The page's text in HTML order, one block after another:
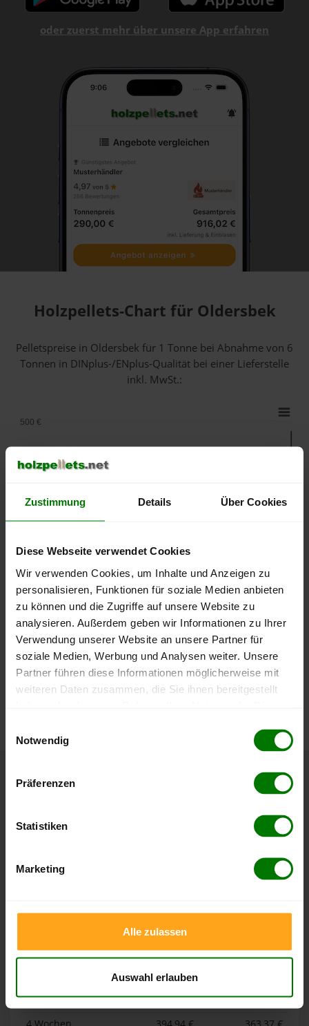
Zustimmung Details Über Cookies
Diese Webseite verwendet Cookies
Wir verwenden Cookies, um Inhalte und Anzeigen zu
personalisieren, Funktionen für soziale Medien anbieten
zu können und die Zugriffe auf unsere Website zu
analysieren. Außerdem geben wir Informationen zu Ihrer
Verwendung unserer Website an unsere Partner für
soziale Medien, Werbung und Analysen weiter. Unsere
Partner führen diese Informationen möglicherweise mit
weiteren Daten zusammen, die Sie ihnen bereitgestellt
Notwendig
Präferenzen
Statistiken
Marketing
Alle zulassen
Auswahl erlauben
oder zuerst mehr über unsere App erfahren
Holzpellets-Chart für Oldersbek
Pelletspreise in Oldersbek für 1 Tonne bei Abnahmevon 6
Tonnen in DINplus-/ENplus-Qualität bei einer Lieferstelle
inkl. MwSt.:
lose Ware Sackware
September
Januar
Mai
250 €
300 €
400 €
450 €
500 €
Die aktuelle Preisentwicklung für Holzpellets in Deutschland
können Sie jederzeit auf unsererPelletspreise-Seite
Höchst- und Tiefststände der
Pelletspreise für lose Holzpellets und Holzpellets
Sackware in Oldersbek
. Das dazugehörige Datum zeigt,
erreicht wurde.
Lose Holzpellets
Zeitraum Höchststand
Tiefststand
4 Wochen
394,94 € 363,37 €